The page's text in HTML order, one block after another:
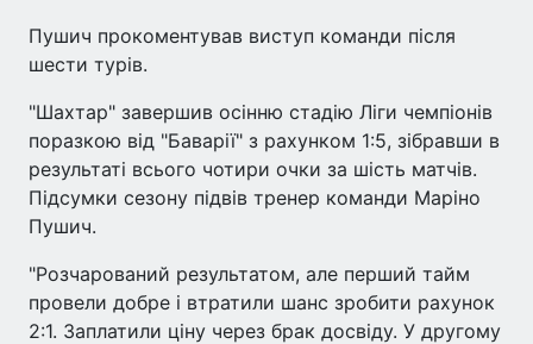
Пушич прокоментував виступ команди після
шести турів.
"Шахтар" завершив осінню стадію Ліги чемпіонів
поразкою від "Баварії" з рахунком 1:5, зібравши в
результаті всього чотири очки за шість матчів.
Підсумки сезону підвів тренер команди Маріно
Пушич.
"Розчарований результатом, але перший тайм
провели добре і втратили шанс зробити рахунок
2:1. Заплатили ціну через брак досвіду. У другому